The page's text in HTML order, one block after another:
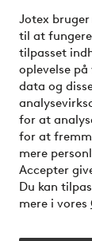
Jotex
til at
tilpasset
oplevelse
data og
for at
for at
mere
Accepter
Du kan
mere i vores
Venner
Vil du